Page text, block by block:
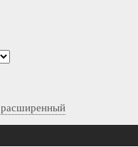
расширенный